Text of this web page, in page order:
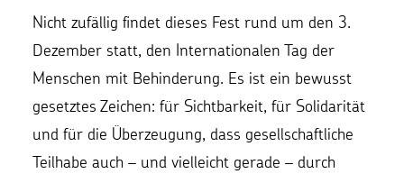
Nicht zufällig findet dieses Fest rund um den 3.
Dezember statt, den Internationalen Tag der
Menschen mit Behinderung. Es ist ein bewusst
gesetztes Zeichen: für Sichtbarkeit, für Solidarität
und für die Überzeugung, dass gesellschaftliche
Teilhabe auch – und vielleicht gerade – durch